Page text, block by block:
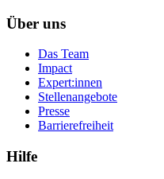
Über uns
Das Team
Impact
Expert:innen
Stellenangebote
Presse
Barrierefreiheit
Hilfe